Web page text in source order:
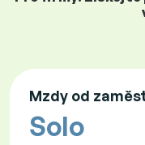
Mzdy od
Solo